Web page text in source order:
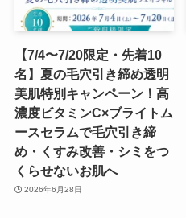
【7/4〜7/20限定・先着10
名】夏の毛穴引き締め透明
美肌特別キャンペーン！高
濃度ビタミンC×ブライトム
ースセラムで毛穴引き締
め・くすみ改善・シミをつ
くらせないお肌へ
2026年6月28日